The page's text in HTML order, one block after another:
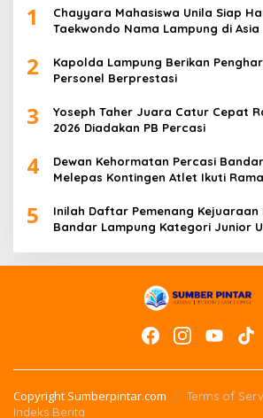
1
Chayyara Mahasiswa Unila Siap
Taekwondo Nama Lampung di Asia
2
Kapolda Lampung Berikan
Personel Berprestasi
3
Yoseph Taher Juara Catur Cepat
2026 Diadakan PB Percasi
4
Dewan Kehormatan Percasi
Melepas Kontingen Atlet Ikuti
5
Inilah Daftar Pemenang Kejuaraan
Bandar Lampung Kategori Junior
Copyright Sumberpintar.com
Terms of
Indeks Berita